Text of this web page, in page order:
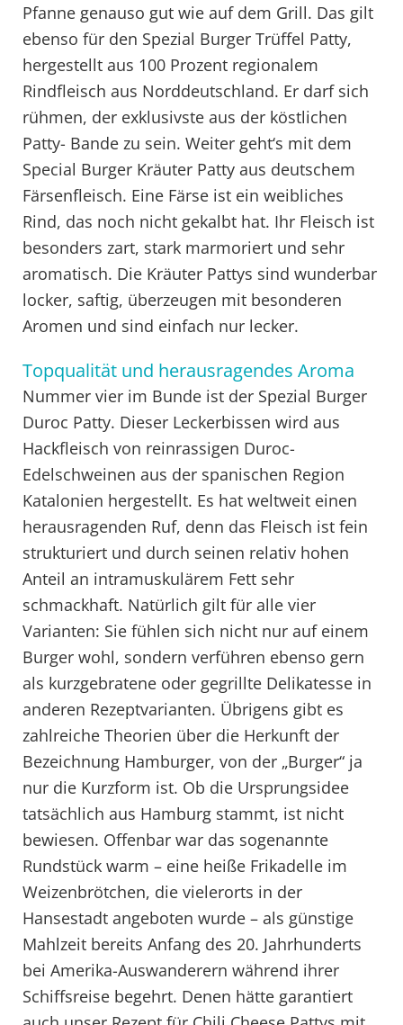
Pfanne genauso gut wie auf dem Grill. Das gilt
ebenso für den Spezial Burger Trüffel Patty,
hergestellt aus 100 Prozent regionalem
Rindfleisch aus Norddeutschland. Er darf sich
rühmen, der exklusivste aus der köstlichen
Patty- Bande zu sein. Weiter geht‘s mit dem
Special Burger Kräuter Patty aus deutschem
Färsenfleisch. Eine Färse ist ein weibliches
Rind, das noch nicht gekalbt hat. Ihr Fleisch ist
besonders zart, stark marmoriert und sehr
aromatisch. Die Kräuter Pattys sind wunderbar
locker, saftig, überzeugen mit besonderen
Aromen und sind einfach nur lecker.
Topqualität und herausragendes Aroma
Nummer vier im Bunde ist der Spezial Burger
Duroc Patty. Dieser Leckerbissen wird aus
Hackfleisch von reinrassigen Duroc-
Edelschweinen aus der spanischen Region
Katalonien hergestellt. Es hat weltweit einen
herausragenden Ruf, denn das Fleisch ist fein
strukturiert und durch seinen relativ hohen
Anteil an intramuskulärem Fett sehr
schmackhaft. Natürlich gilt für alle vier
Varianten: Sie fühlen sich nicht nur auf einem
Burger wohl, sondern verführen ebenso gern
als kurzgebratene oder gegrillte Delikatesse in
anderen Rezeptvarianten. Übrigens gibt es
zahlreiche Theorien über die Herkunft der
Bezeichnung Hamburger, von der „Burger“ ja
nur die Kurzform ist. Ob die Ursprungsidee
tatsächlich aus Hamburg stammt, ist nicht
bewiesen. Offenbar war das sogenannte
Rundstück warm – eine heiße Frikadelle im
Weizenbrötchen, die vielerorts in der
Hansestadt angeboten wurde – als günstige
Mahlzeit bereits Anfang des 20. Jahrhunderts
bei Amerika-Auswanderern während ihrer
Schiffsreise begehrt. Denen hätte garantiert